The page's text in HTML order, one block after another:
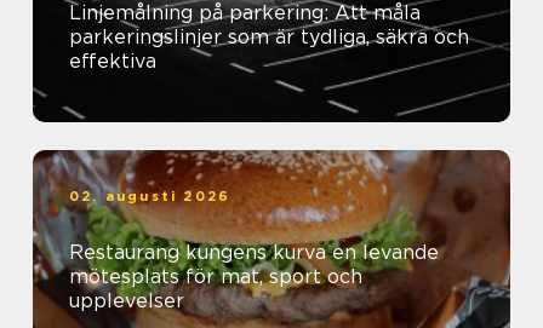
Linjemålning på parkering: Att måla
parkeringslinjer som är tydliga, säkra och
effektiva
02. augusti 2026
Restaurang kungens kurva en levande
mötesplats för mat, sport och
upplevelser